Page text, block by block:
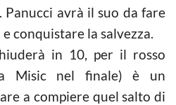
avrà il suo da fare
conquistare la salvezza.
in 10, per il rosso
Misic nel finale) è un
a compiere quel salto di